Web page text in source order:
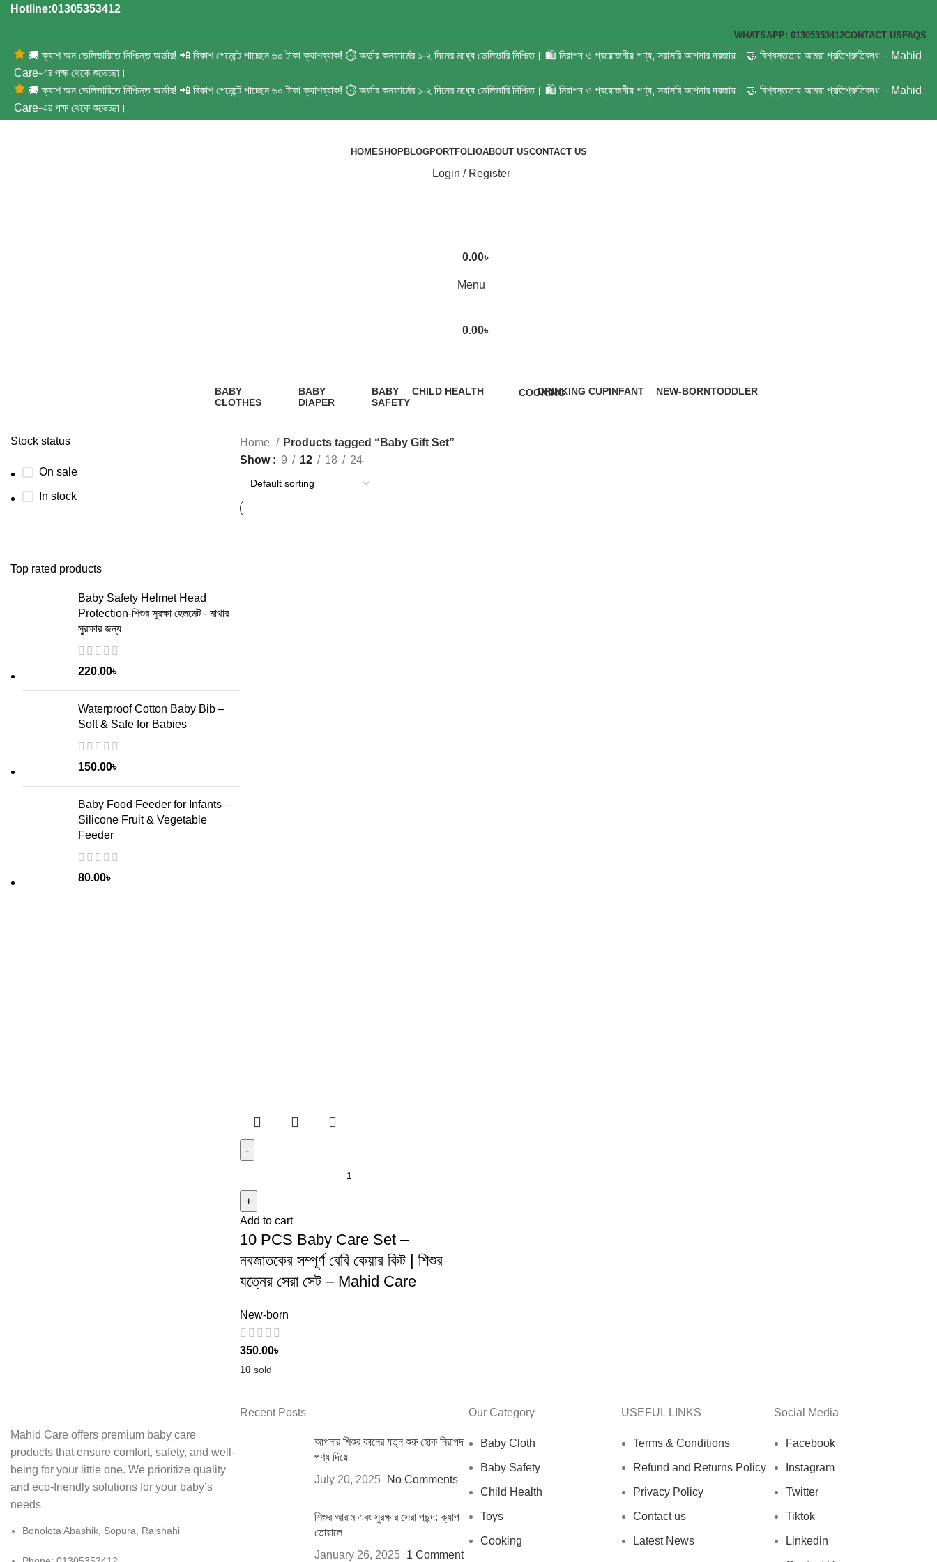
Hotline:01305353412
WHATSAPP: 01305353412CONTACT US FAQS
🚚 ক্যাশ অন ডেলিভারিতে নিশ্চিন্ত অর্ডার! 📲 বিকাশ পেমেন্টে পাচ্ছেন ৬০ টাকা ক্যাশব্যাক! ⏱️ অর্ডার কনফার্মের ১-২ দিনের মধ্যে ডেলিভারি নিশ্চিত। 🛍️ নিরাপদ ও প্রয়োজনীয় পণ্য, সরাসরি আপনার দরজায়। 🤝 বিশ্বস্ততায় আমরা প্রতিশ্রুতিবদ্ধ – Mahid
Care-এর পক্ষ থেকে শুভেচ্ছা।
🚚 ক্যাশ অন ডেলিভারিতে নিশ্চিন্ত অর্ডার! 📲 বিকাশ পেমেন্টে পাচ্ছেন ৬০ টাকা ক্যাশব্যাক! ⏱️ অর্ডার কনফার্মের ১-২ দিনের মধ্যে ডেলিভারি নিশ্চিত। 🛍️ নিরাপদ ও প্রয়োজনীয় পণ্য, সরাসরি আপনার দরজায়। 🤝 বিশ্বস্ততায় আমরা প্রতিশ্রুতিবদ্ধ – Mahid
Care-এর পক্ষ থেকে শুভেচ্ছা।
HOMESHOPBLOGPORTFOLIOABOUT USCONTACT US
Login / Register
0.00৳
Menu
0.00৳
BABY
CLOTHES
BABY
DIAPER
BABY
SAFETY
CHILD HEALTH
COOKING
DRINKING CUPINFANT
NEW-BORNTODDLER
Stock status
On sale
In stock
Top rated products
Baby Safety Helmet Head
Protection-শিশুর সুরক্ষা হেলমেট - মাথার
সুরক্ষার জন্য
220.00৳
Waterproof Cotton Baby Bib –
Soft & Safe for Babies
150.00৳
Baby Food Feeder for Infants –
Silicone Fruit & Vegetable
Feeder
80.00৳
Home
Products tagged “Baby Gift Set”
Show
9 12 18 24
Add to cart
10 PCS Baby Care Set –
নবজাতকের সম্পূর্ণ বেবি কেয়ার কিট | শিশুর
যত্নের সেরা সেট – Mahid Care
New-born
350.00৳
10sold
Mahid Care offers premium baby care
products that ensure comfort, safety, and well-
being for your little one. We prioritize quality
and eco-friendly solutions for your baby’s
needs
Bonolota Abashik, Sopura, Rajshahi
Recent Posts
আপনার শিশুর কানের যত্ন শুরু হোক নিরাপদ
পণ্য দিয়ে
July 20, 2025
No Comments
শিশুর আরাম এবং সুরক্ষার সেরা পছন্দ: ক্যাপ
তোয়ালে
January 26, 2025
1 Comment
Our Category
Baby Cloth
Baby Safety
Child Health
Toys
Cooking
USEFUL LINKS
Terms & Conditions
Refund and Returns Policy
Privacy Policy
Contact us
Latest News
Social Media
Facebook
Instagram
Twitter
Tiktok
Linkedin